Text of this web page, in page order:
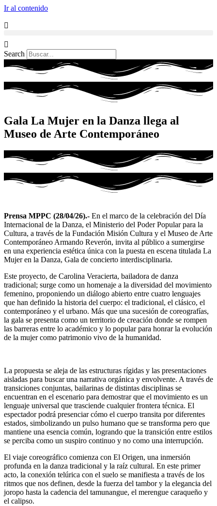
Ir al contenido
Search
Gala La Mujer en la Danza llega al
Museo de Arte Contemporáneo
Prensa MPPC (28/04/26).- En el marco de la celebración del Día
Internacional de la Danza, el Ministerio del Poder Popular para la
Cultura, a través de la Fundación Misión Cultura y el Museo de Arte
Contemporáneo Armando Reverón, invita al público a sumergirse
en una experiencia estética única con la puesta en escena titulada La
Mujer en la Danza, Gala de concierto interdisciplinaria.
Este proyecto, de Carolina Veracierta, bailadora de danza
tradicional; surge como un homenaje a la diversidad del movimiento
femenino, proponiendo un diálogo abierto entre cuatro lenguajes
que han definido la historia del cuerpo: el tradicional, el clásico, el
contemporáneo y el urbano. Más que una sucesión de coreografías,
la gala se presenta como un territorio de creación donde se rompen
las barreras entre lo académico y lo popular para honrar la evolución
de la mujer como patrimonio vivo de la humanidad.
La propuesta se aleja de las estructuras rígidas y las presentaciones
aisladas para buscar una narrativa orgánica y envolvente. A través de
transiciones conjuntas, bailarinas de distintas disciplinas se
encuentran en el escenario para demostrar que el movimiento es un
lenguaje universal que trasciende cualquier frontera técnica. El
espectador podrá presenciar cómo el cuerpo transita por diferentes
estados, simbolizando un pulso humano que se transforma pero que
mantiene una esencia común, logrando que la transición entre estilos
se perciba como un suspiro continuo y no como una interrupción.
El viaje coreográfico comienza con El Origen, una inmersión
profunda en la danza tradicional y la raíz cultural. En este primer
acto, la conexión telúrica con el suelo se manifiesta a través de los
ritmos que nos definen, desde la fuerza del tambor y la elegancia del
joropo hasta la cadencia del tamunangue, el merengue caraqueño y
el calipso.